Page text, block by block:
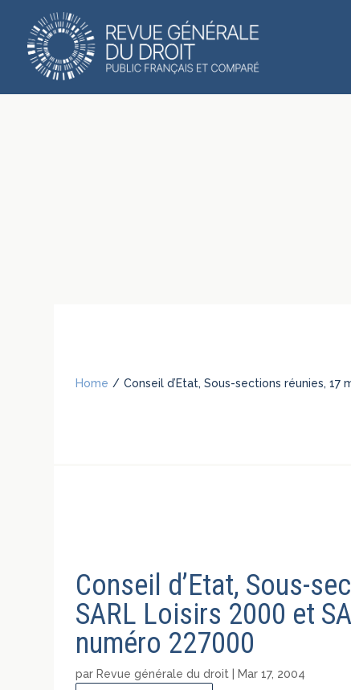
Home / Conseil d’Etat, Sous-sections réunies,
Conseil d’Etat, Sous-
SARL Loisirs 2000 et
numéro 227000
par Revue générale du droit Mar 17, 2004